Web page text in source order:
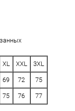
XL XXL 3XL
69 72 75
75 76 77